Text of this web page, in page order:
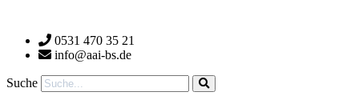
wechseln 0531 470 35 21
info@aai-bs.de
Suche